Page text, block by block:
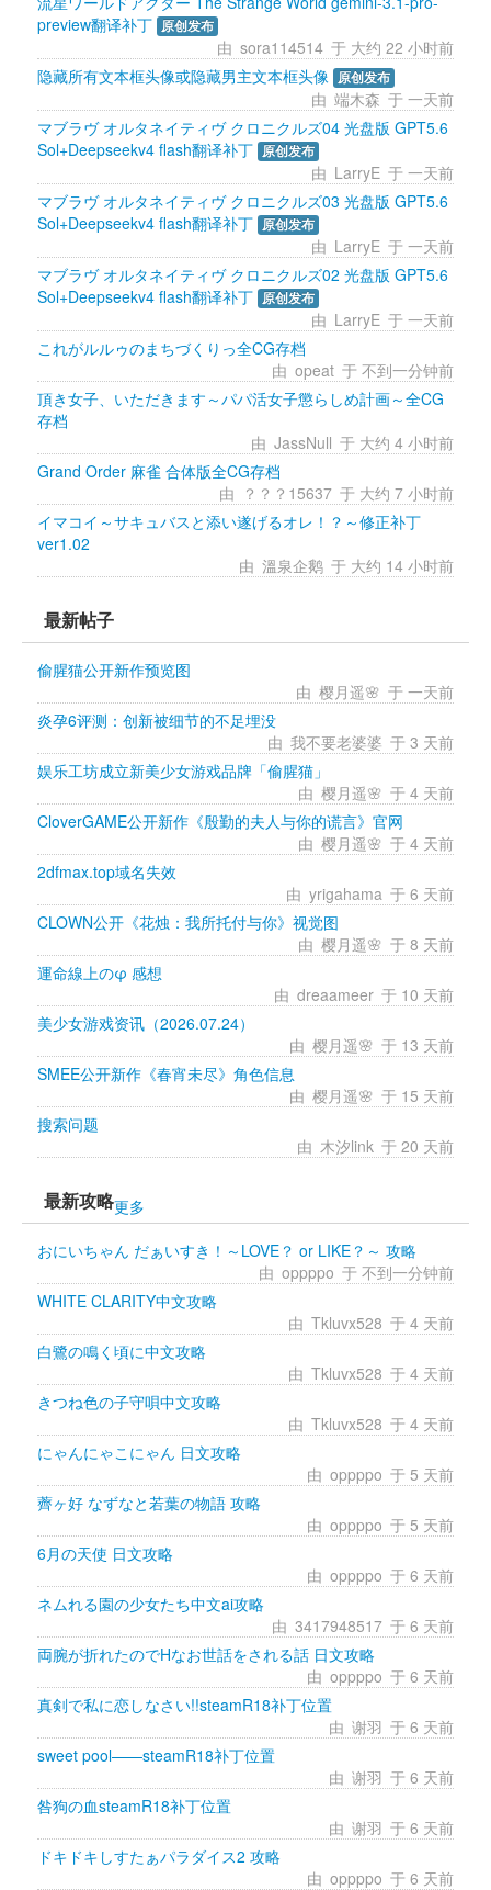
preview翻译补丁 原创发布
由 sora114514 于 大约 22 小时前
隐藏所有文本框头像或隐藏男主文本框头像 原创发布
由 端木森 于 一天前
マブラヴ オルタネイティヴ クロニクルズ04 光盘版 GPT5.6
Sol+Deepseekv4 flash翻译补丁 原创发布
由 LarryE 于 一天前
マブラヴ オルタネイティヴ クロニクルズ03 光盘版 GPT5.6
Sol+Deepseekv4 flash翻译补丁 原创发布
由 LarryE 于 一天前
マブラヴ オルタネイティヴ クロニクルズ02 光盘版 GPT5.6
Sol+Deepseekv4 flash翻译补丁 原创发布
由 LarryE 于 一天前
これがルルゥのまちづくりっ全CG存档
由 opeat 于 不到一分钟前
頂き女子、いただきます～パパ活女子懲らしめ計画～全CG
存档
由 JassNull 于 大约 4 小时前
Grand Order 麻雀 合体版全CG存档
由 ？？？15637 于 大约 7 小时前
イマコイ～サキュバスと添い遂げるオレ！？～修正补丁
ver1.02
由 溫泉企鹅 于 大约 14 小时前
最新帖子
偷腥猫公开新作预览图
由 樱月遥🌸 于 一天前
炎孕6评测：创新被细节的不足埋没
由 我不要老婆婆 于 3 天前
娱乐工坊成立新美少女游戏品牌「偷腥猫」
由 樱月遥🌸 于 4 天前
CloverGAME公开新作《殷勤的夫人与你的谎言》官网
由 樱月遥🌸 于 4 天前
2dfmax.top域名失效
由 yrigahama 于 6 天前
CLOWN公开《花烛：我所托付与你》视觉图
由 樱月遥🌸 于 8 天前
運命線上のφ 感想
由 dreaameer 于 10 天前
美少女游戏资讯（2026.07.24）
由 樱月遥🌸 于 13 天前
SMEE公开新作《春宵未尽》角色信息
由 樱月遥🌸 于 15 天前
搜索问题
由 木汐link 于 20 天前
最新攻略更多
おにいちゃん だぁいすき！～LOVE？ or LIKE？～ 攻略
由 oppppo 于 不到一分钟前
WHITE CLARITY中文攻略
由 Tkluvx528 于 4 天前
白鷺の鳴く頃に中文攻略
由 Tkluvx528 于 4 天前
きつね色の子守唄中文攻略
由 Tkluvx528 于 4 天前
にゃんにゃこにゃん 日文攻略
由 oppppo 于 5 天前
薺ヶ好 なずなと若葉の物語 攻略
由 oppppo 于 5 天前
6月の天使 日文攻略
由 oppppo 于 6 天前
ネムれる園の少女たち中文ai攻略
由 3417948517 于 6 天前
両腕が折れたのでHなお世話をされる話 日文攻略
由 oppppo 于 6 天前
真剣で私に恋しなさい!!steamR18补丁位置
由 谢羽 于 6 天前
sweet pool——steamR18补丁位置
由 谢羽 于 6 天前
咎狗の血steamR18补丁位置
由 谢羽 于 6 天前
ドキドキしすたぁパラダイス2 攻略
由 oppppo 于 6 天前